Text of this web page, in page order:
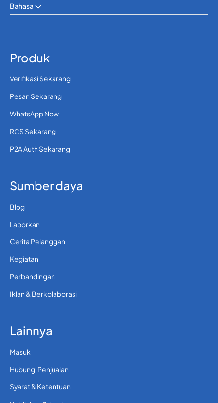
Bahasa
Produk
Verifikasi Sekarang
Pesan Sekarang
WhatsApp Now
RCS Sekarang
P2A Auth Sekarang
Sumber daya
Blog
Laporkan
Cerita Pelanggan
Kegiatan
Perbandingan
Iklan & Berkolaborasi
Lainnya
Masuk
Hubungi Penjualan
Syarat & Ketentuan